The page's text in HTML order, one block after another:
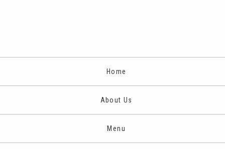
Home
About Us
Menu